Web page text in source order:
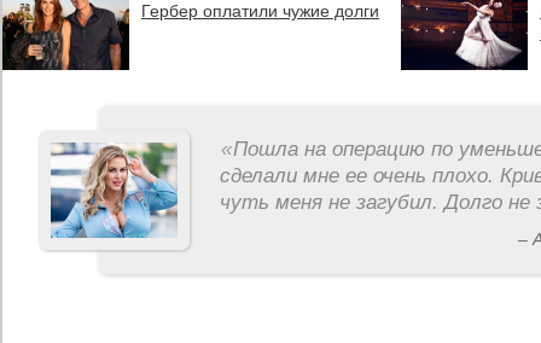
Гербер оплатили чужие долги
«Пошла на операцию по
сделали мне ее очень плохо.
чуть меня не загубил. Долго не
–